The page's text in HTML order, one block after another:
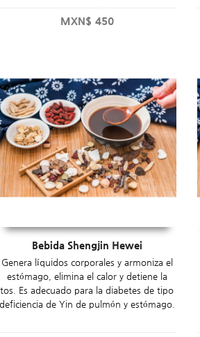
MXN$ 450
Bebida Shengjin Hewei
Genera líquidos corporales y armoniza el
estómago, elimina el calor y detiene la
tos. Es adecuado para la diabetes de tipo
deficiencia de Yin de pulmón y estómago.